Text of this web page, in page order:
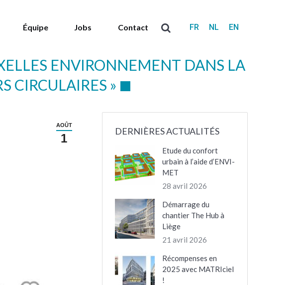
Équipe Jobs Contact
Recherche
FR NL EN
ENVIRONNEMENT DANS LA
CIRCULAIRES »
AOÛT
1
DERNIÈRES ACTUALITÉS
Etude du confort
urbain à l’aide d’ENVI-
MET
28 avril 2026
Démarrage du
chantier The Hub à
Liège
21 avril 2026
Récompenses en
2025 avec MATRIciel
!